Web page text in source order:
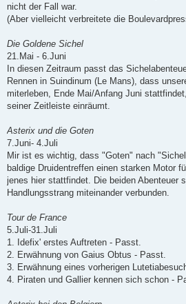
nicht der Fall war.
(Aber vielleicht verbreitete die
Die Goldene Sichel
21.Mai - 6.Juni
In diesen Zeitraum passt das
Rennen in Suindinum (Le Mans), dass
miterleben, Ende Mai/Anfang Juni
seiner Zeitleiste einräumt.
Asterix und die Goten
7.Juni- 4.Juli
Mir ist es wichtig, dass "Goten" nach
baldige Druidentreffen einen starken Motor
jenes hier stattfindet. Die beiden Abenteuer
Handlungsstrang miteinander verbunden.
Tour de France
5.Juli-31.Juli
1. Idefix' erstes Auftreten - Passt.
2. Erwähnung von Gaius Obtus - Passt.
3. Erwähnung eines vorherigen
4. Piraten und Gallier kennen sich schon -